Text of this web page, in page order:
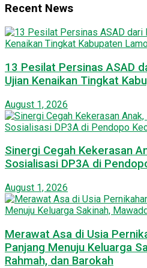
Recent News
13 Pesilat Persinas ASAD
Ujian Kenaikan Tingkat
August 1, 2026
Sinergi Cegah Kekerasan
Sosialisasi DP3A di
August 1, 2026
Merawat Asa di Usia
Panjang Menuju Keluarga
Rahmah, dan Barokah